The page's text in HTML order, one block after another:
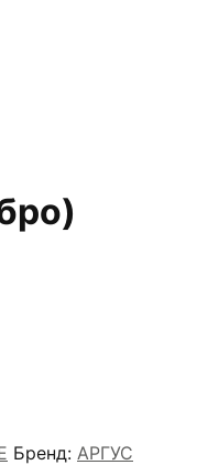
Бренд: АРГУС